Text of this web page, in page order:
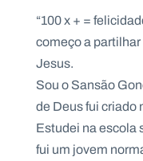
“100 x + =
começo a
Jesus.
Sou o Sansão
de Deus fui criado
Estudei na escola
fui um jovem
.
t
A
g
e
d
C
o
n
a